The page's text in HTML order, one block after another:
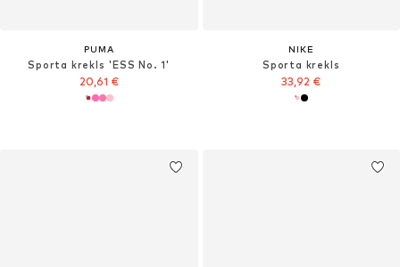
PUMA
Sporta krekls 'ESS No. 1'
20,61 €
NIKE
Sporta krekls
33,92 €